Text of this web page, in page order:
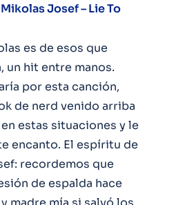
Mikolas Josef – Lie To
es de esos que
un hit entre manos.
por esta canción,
de nerd venido arriba
estas situaciones y le
encanto. El espíritu de
recordemos que
de espalda hace